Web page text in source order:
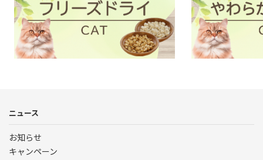
ニュース
お知らせ
キャンペーン